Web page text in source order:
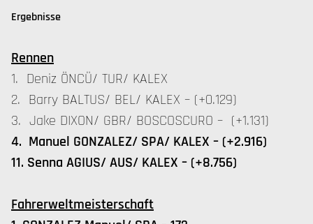
Ergebnisse
Rennen
1. Deniz ÖNCÜ/ TUR/ KALEX
2. Barry BALTUS/ BEL/ KALEX – (+0.129)
3. Jake DIXON/ GBR/ BOSCOSCURO – (+1.131)
4. Manuel GONZALEZ/ SPA/ KALEX – (+2.916)
11. Senna AGIUS/ AUS/ KALEX – (+8.756)
Fahrerweltmeisterschaft